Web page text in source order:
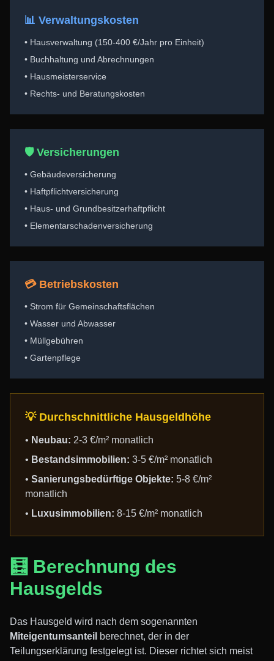
📊 Verwaltungskosten
• Hausverwaltung (150-400 €/Jahr pro Einheit)
• Buchhaltung und Abrechnungen
• Hausmeisterservice
• Rechts- und Beratungskosten
🛡️ Versicherungen
• Gebäudeversicherung
• Haftpflichtversicherung
• Haus- und Grundbesitzerhaftpflicht
• Elementarschadenversicherung
💳 Betriebskosten
• Strom für Gemeinschaftsflächen
• Wasser und Abwasser
• Müllgebühren
• Gartenpflege
💡 Durchschnittliche Hausgeldhöhe
• Neubau: 2-3 €/m² monatlich
• Bestandsimmobilien: 3-5 €/m² monatlich
• Sanierungsbedürftige Objekte: 5-8 €/m²
monatlich
• Luxusimmobilien: 8-15 €/m² monatlich
🧮 Berechnung des
Hausgelds
Das Hausgeld wird nach dem sogenannten
Miteigentumsanteil berechnet, der in der
Teilungserklärung festgelegt ist. Dieser richtet sich meist